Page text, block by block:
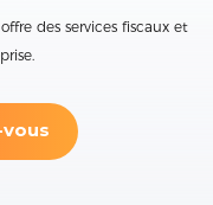
des services fiscaux et